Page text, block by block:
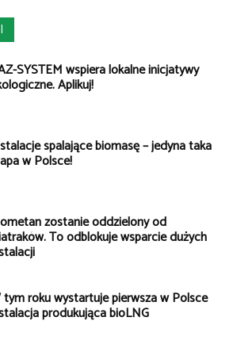
SYSTEM wspiera lokalne inicjatywy
Aplikuj!
spalające biomasę – jedyna taka
w Polsce!
zostanie oddzielony od
To odblokuje wsparcie dużych
tym roku wystartuje pierwsza w Polsce
produkująca bioLNG